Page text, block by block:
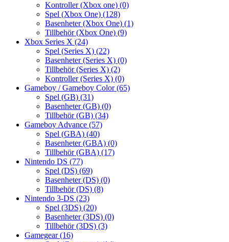
Kontroller (Xbox one) (0)
Spel (Xbox One) (128)
Basenheter (Xbox One) (1)
Tillbehör (Xbox One) (9)
Xbox Series X (24)
Spel (Series X) (22)
Basenheter (Series X) (0)
Tillbehör (Series X) (2)
Kontroller (Series X) (0)
Gameboy / Gameboy Color(65)
Spel (GB) (31)
Basenheter (GB) (0)
Tillbehör (GB) (34)
Gameboy Advance (57)
Spel (GBA) (40)
Basenheter (GBA) (0)
Tillbehör (GBA) (17)
Nintendo DS (77)
Spel (DS) (69)
Basenheter (DS) (0)
Tillbehör (DS) (8)
Nintendo 3-DS (23)
Spel (3DS) (20)
Basenheter (3DS) (0)
Tillbehör (3DS) (3)
Gamegear(16)